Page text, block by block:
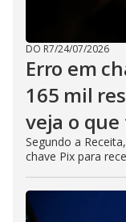
DO R7/24/07/2026
Erro em
165 mil
veja o
Segundo a
chave Pix para